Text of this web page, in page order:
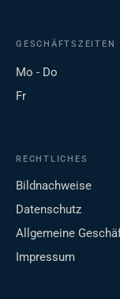
GESCHÄFTSZEITEN
Mo - Do
Fr
RECHTLICHES
Bildnachweise
Datenschutz
Allgemeine
Impressum